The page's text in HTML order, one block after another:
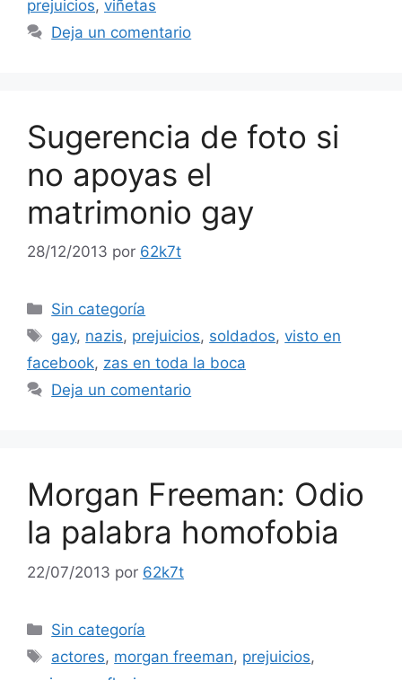
prejuicios, viñetas
Deja un comentario
Sugerencia de foto si
no apoyas el
matrimonio gay
28/12/2013 por 62k7t
Categorías
Sin categoría
Etiquetas
gay, nazis, prejuicios, soldados,visto en
facebook, zas en toda la boca
Deja un comentario
Morgan Freeman: Odio
la palabra homofobia
22/07/2013 por 62k7t
Categorías
Sin categoría
Etiquetas
actores, morgan freeman, prejuicios,